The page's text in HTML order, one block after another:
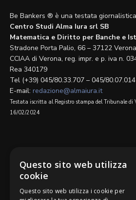
Be Bankers ® è una testata
Centro Studi Alma Iura srl SB
Matematica e Diritto per Banche e
Stradone Porta Palio, 66 – 37122 Verona
CCIAA di Verona, reg. impr. e p. iva n.
Rea 340179
Tel (+39) 045/80.33.707 – 045/80.07.014
E-mail: redazione@almaiura.it
Testata iscritta al Registro stampa del Tribunale di
16/02/2024
Questo sito web utilizza
cookie
Questo sito web utilizza i cookie per